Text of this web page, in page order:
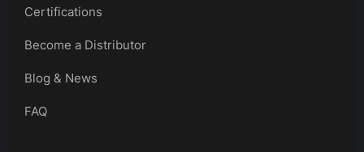
Certifications
Become a Distributor
Blog & News
FAQ